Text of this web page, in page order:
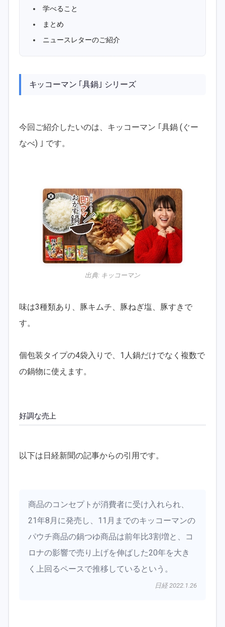
学べること
まとめ
ニュースレターのご紹介
キッコーマン ｢具鍋｣ シリーズ
今回ご紹介したいのは、キッコーマン ｢具鍋 (ぐー
なべ) ｣ です。
出典: キッコーマン
味は3種類あり、豚キムチ、豚ねぎ塩、豚すきで
す。
個包装タイプの4袋入りで、1人鍋だけでなく複数で
の鍋物に使えます。
好調な売上
以下は日経新聞の記事からの引用です。
商品のコンセプトが消費者に受け入れられ、
21年8月に発売し、11月までのキッコーマンの
パウチ商品の鍋つゆ商品は前年比3割増と、コ
ロナの影響で売り上げを伸ばした20年を大き
く上回るペースで推移しているという。
日経 2022.1.26